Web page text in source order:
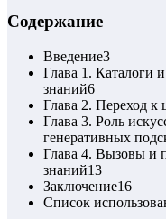
Содержание
Введение3
Глава 1. Каталоги
знаний6
Глава 2. Переход
Глава 3. Роль
генеративных
Глава 4. Вызовы и
знаний13
Заключение16
Список